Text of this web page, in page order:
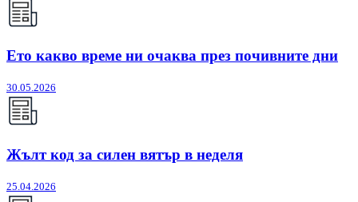
Ето какво време ни очаква през почивните дни
30.05.2026
Жълт код за силен вятър в неделя
25.04.2026